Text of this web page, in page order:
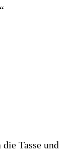
Tasse und